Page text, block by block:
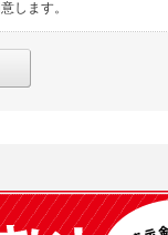
合であって、本人の同
します。